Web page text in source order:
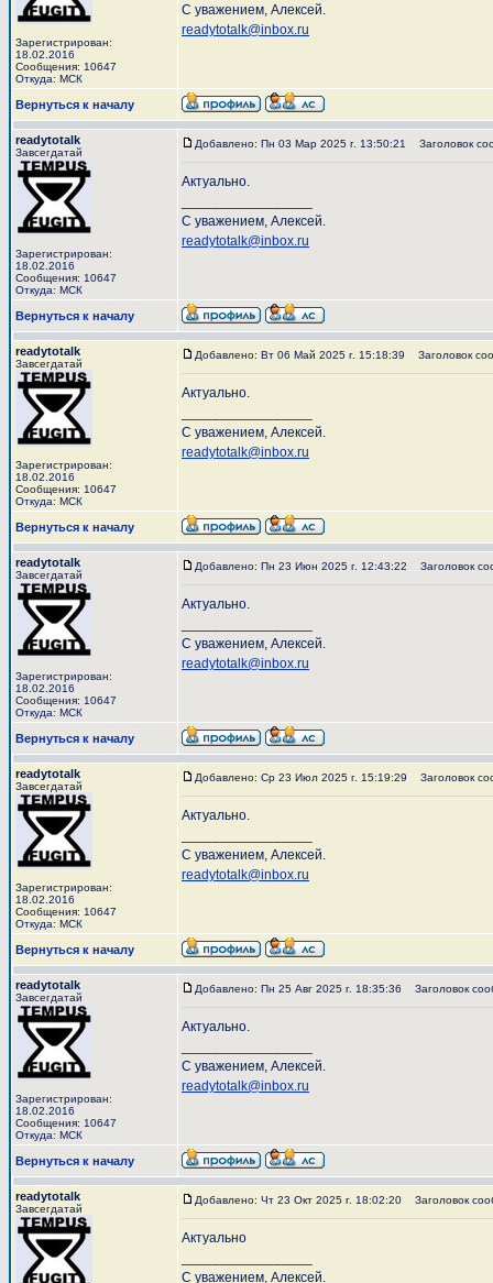
Зарегистрирован:
18.02.2016
Сообщения: 10647
Откуда: МСК
С уважением, Алексей.
readytotalk@inbox.ru
Вернуться к началу
readytotalk
Завсегдатай
Зарегистрирован:
18.02.2016
Сообщения: 10647
Откуда: МСК
Добавлено: Пн 03 Мар 2025 г. 13:50:21 Заголовок
Актуально.
С уважением, Алексей.
readytotalk@inbox.ru
Вернуться к началу
readytotalk
Завсегдатай
Зарегистрирован:
18.02.2016
Сообщения: 10647
Откуда: МСК
Добавлено: Вт 06 Май 2025 г. 15:18:39 Заголовок
Актуально.
С уважением, Алексей.
readytotalk@inbox.ru
Вернуться к началу
readytotalk
Завсегдатай
Зарегистрирован:
18.02.2016
Сообщения: 10647
Откуда: МСК
Добавлено: Пн 23 Июн 2025 г. 12:43:22 Заголовок
Актуально.
С уважением, Алексей.
readytotalk@inbox.ru
Вернуться к началу
readytotalk
Завсегдатай
Зарегистрирован:
18.02.2016
Сообщения: 10647
Откуда: МСК
Добавлено: Ср 23 Июл 2025 г. 15:19:29 Заголовок
Актуально.
С уважением, Алексей.
readytotalk@inbox.ru
Вернуться к началу
readytotalk
Завсегдатай
Зарегистрирован:
18.02.2016
Сообщения: 10647
Откуда: МСК
Добавлено: Пн 25 Авг 2025 г. 18:35:36 Заголовок
Актуально.
С уважением, Алексей.
readytotalk@inbox.ru
Вернуться к началу
readytotalk
Завсегдатай
Добавлено: Чт 23 Окт 2025 г. 18:02:20 Заголовок
Актуально
С уважением, Алексей.